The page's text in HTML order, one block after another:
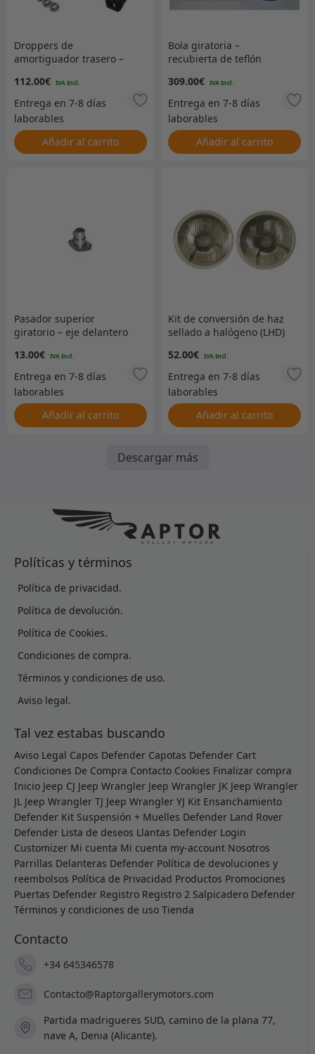
Droppers de
amortiguador trasero –
112.00€
Añadir al carrito
Bola giratoria –
recubierta de teflón
309.00€
Añadir al carrito
Pasador superior
giratorio – eje delantero
FRC3511
13.00€
Añadir al carrito
Kit de conversión de haz
sellado a halógeno (LHD)
52.00€
Añadir al carrito
Descargar más
Políticas y términos
Política de privacidad.
Política de devolución.
Política de Cookies.
Condiciones de compra.
Términos y condiciones de uso.
Aviso legal.
Tal vez estabas buscando
Aviso Legal Capos Defender Capotas Defender Cart
Condiciones De Compra Contacto Cookies Finalizar compra
Inicio Jeep CJ Jeep Wrangler Jeep Wrangler JK Jeep Wrangler
JL Jeep Wrangler TJ Jeep Wrangler YJ Kit Ensanchamiento
Defender Kit Suspensión + Muelles Defender Land Rover
Defender Lista de deseos Llantas Defender Login
Customizer Mi cuenta Mi cuenta my-account Nosotros
Parrillas Delanteras Defender Política de devoluciones y
reembolsos Política de Privacidad Productos Promociones
Puertas Defender Registro Registro 2 Salpicadero Defender
Términos y condiciones de uso Tienda
Contacto
+34 645346578
Contacto@Raptorgallerymotors.com
Partida madrigueres SUD, camino de la plana 77,
nave A, Denia (Alicante).